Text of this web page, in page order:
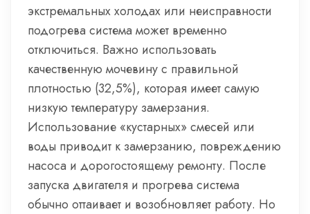
экстремальных холодах или неисправности
подогрева система может временно
отключиться. Важно использовать
качественную мочевину с правильной
плотностью (32,5%), которая имеет самую
низкую температуру замерзания.
Использование «кустарных» смесей или
воды приводит к замерзанию, повреждению
насоса и дорогостоящему ремонту. После
запуска двигателя и прогрева система
обычно оттаивает и возобновляет работу. Но